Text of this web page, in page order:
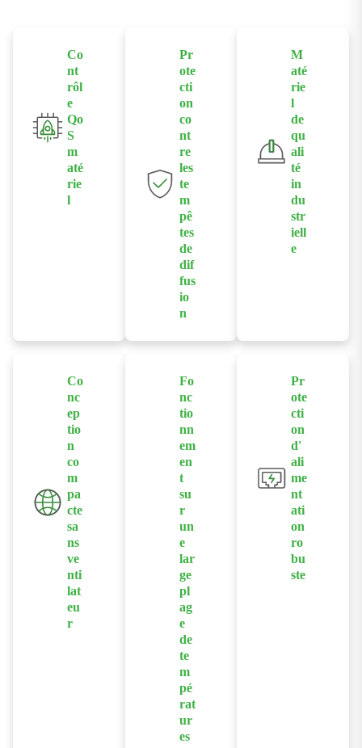
Co
nt
rôl
e
Qo
S
m
até
rie
l
prioriser le
trafic pour des
applications
industrielles
spécifiques.
Pr
ote
cti
on
co
nt
re
les
te
m
pê
tes
de
dif
fus
io
n
contre les
tempêtes de
diffusion
activée par les
commutateurs
matériels afin
de prévenir le
trafic excessif
et d'améliorer
la stabilité du
réseau.
M
até
rie
l
de
qu
ali
té
in
du
str
iell
e
un boîtier
aluminium
moulé sous
pression pour
fonctionneme
nt fiable dans
environnemen
ts difficiles.
Co
nc
ep
tio
n
co
m
pa
cte
sa
ns
ve
nti
lat
eu
r
Fo
nc
tio
nn
em
en
t
su
r
un
e
lar
ge
pl
ag
e
de
te
m
pé
rat
ur
es
Pr
ote
cti
on
d'
ali
me
nt
ati
on
ro
bu
ste